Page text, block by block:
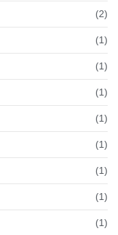
(2)
(1)
(1)
(1)
(1)
(1)
(1)
(1)
(1)